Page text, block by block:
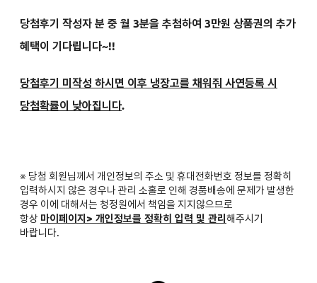
당첨후기 작성자 분 중 월 3분을 추첨하여 3만원 상품권의 추가
혜택이 기다립니다~!!
당첨후기 미작성 하시면 이후 냉장고를 채워줘 사연등록 시
당첨확률이 낮아집니다.
※ 당첨 회원님께서 개인정보의 주소 및 휴대전화번호 정보를 정확히
입력하시지 않은 경우나 관리 소홀로 인해 경품배송에 문제가 발생한
경우 이에 대해서는 청정원에서 책임을 지지않으므로
항상 마이페이지> 개인정보를 정확히 입력 및 관리 해주시기
바랍니다.